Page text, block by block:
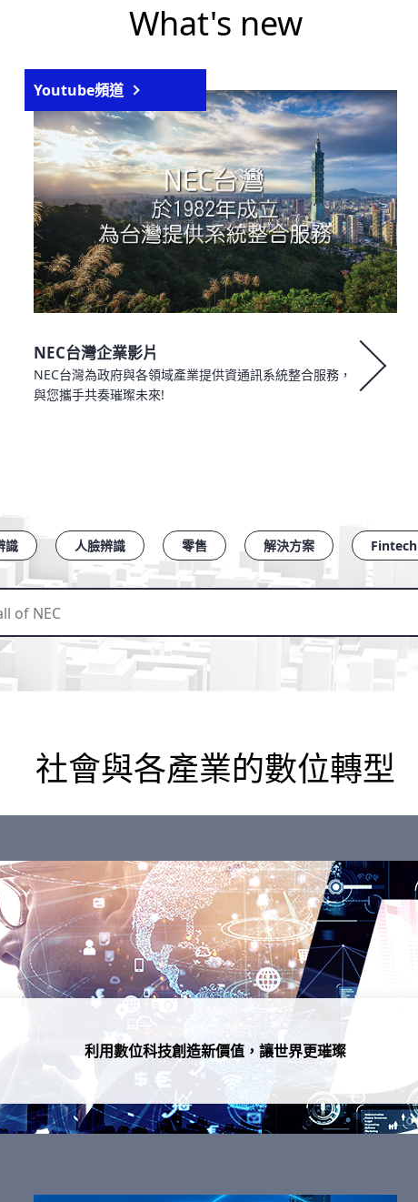
What's new
Youtube頻道
NEC台灣企業影片
NEC台灣為政府與各領域產業提供資通訊系統整合服務，
與您攜手共奏璀璨未來!
識 人臉辨識 零售 解決方案 Fintech
社會與各產業的數位轉型
利用數位科技創造新價值，讓世界更璀璨